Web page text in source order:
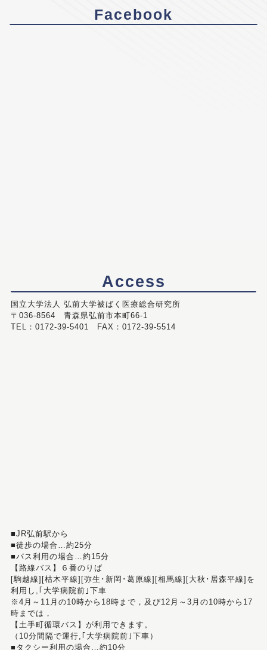
Facebook
Access
国立大学法人 弘前大学被ばく医療総合研究所
〒036-8564 青森県弘前市本町66-1
TEL：0172-39-5401 FAX：0172-39-5514
■JR弘前駅から
■徒歩の場合…約25分
■バス利用の場合…約15分
【路線バス】６番のりば
[駒越線][枯木平線][弥生･新岡･葛原線][相馬線][大秋･居森平線]を
利用し,｢大学病院前｣下車
※4月～11月の10時から18時まで，及び12月～3月の10時から17
時までは，
【土手町循環バス】が利用できます。
（10分間隔で運行,｢大学病院前｣下車）
■タクシー利用の場合…約10分